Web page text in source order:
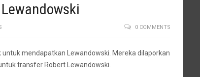
0 COMMENTS
mendapatkan Lewandowski. Mereka dilaporkan
transfer Robert Lewandowski.